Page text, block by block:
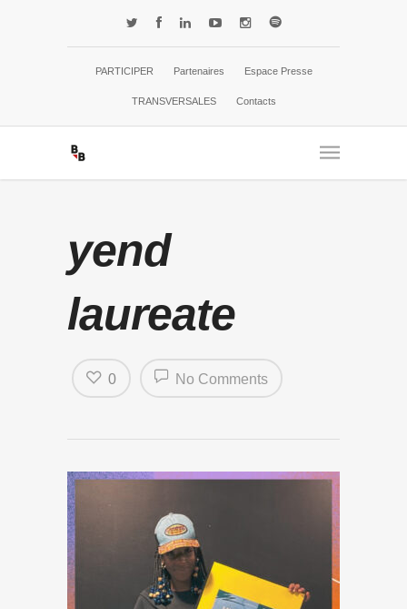
PARTICIPER Partenaires Espace Presse
TRANSVERSALES Contacts
yend
laureate
No Comments
0